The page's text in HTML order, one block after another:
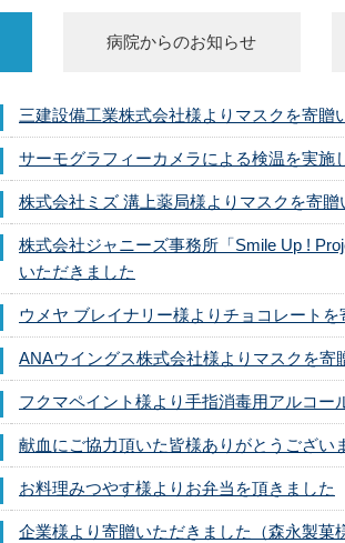
表
4F 【一般病棟】
3F
【手術室・ICU・心臓血管
センター・透析センタ
ー】
2F 【管理】
1F 【受付・外来】
の流れ
いて
録音について
用について
小児科
心臓血管外科
病院からのお知らせ
三建設備工業株式会社様よりマスクを寄贈
サーモグラフィーカメラによる検温を実施
株式会社ミズ 溝上薬局様よりマスクを寄贈
株式会社ジャニーズ事務所「Smile Up !
いただきました
ウメヤ ブレイナリー様よりチョコレートを
ANAウイングス株式会社様よりマスクを寄
フクマペイント様より手指消毒用アルコー
献血にご協力頂いた皆様ありがとうござい
お料理みつやす様よりお弁当を頂きました
企業様より寄贈いただきました（森永製菓